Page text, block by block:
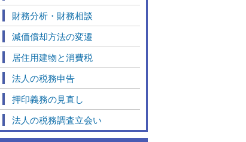
財務分析・財務相談
減価償却方法の変遷
居住用建物と消費税
法人の税務申告
押印義務の見直し
法人の税務調査立会い